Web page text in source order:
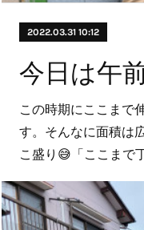
2022.03.31 10:12
今日は午
この時期にここまで
す。そんなに面積は
こ盛り😅「ここまで